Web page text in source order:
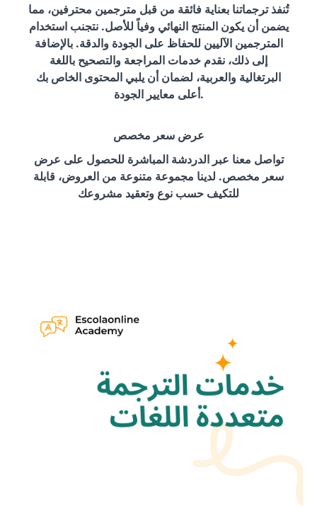
تُنفذ ترجماتنا بعناية فائقة من قبل مترجمين محترفين، مما
يضمن أن يكون المنتج النهائي وفياً للأصل. نتجنب استخدام
المترجمين الآليين للحفاظ على الجودة والدقة. بالإضافة
إلى ذلك، نقدم خدمات المراجعة والتصحيح باللغة
البرتغالية والعربية، لضمان أن يلبي المحتوى الخاص بك
أعلى معايير الجودة.
عرض سعر مخصص
تواصل معنا عبر الدردشة المباشرة للحصول على عرض
سعر مخصص. لدينا مجموعة متنوعة من العروض، قابلة
للتكيف حسب نوع وتعقيد مشروعك